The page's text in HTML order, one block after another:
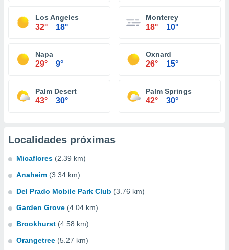
Los Angeles
32° 18°
Monterey
18° 10°
Napa
29° 9°
Oxnard
26° 15°
Palm Desert
43° 30°
Palm Springs
42° 30°
Localidades próximas
Micaflores (2.39 km)
Anaheim (3.34 km)
Del Prado Mobile Park Club (3.76 km)
Garden Grove (4.04 km)
Brookhurst (4.58 km)
Orangetree (5.27 km)